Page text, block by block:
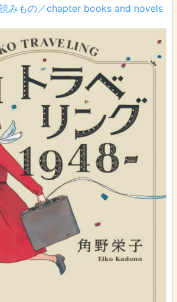
読みもの／chapter books and novels